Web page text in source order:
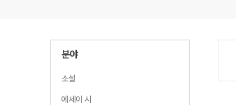
분야
소설
에세이 시